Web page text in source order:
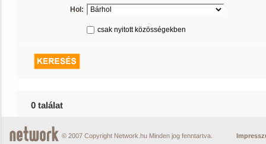
Hol:
csak nyitott közösségekben
0 találat
© 2007 Copyright Network.hu Minden jog fenntartva.